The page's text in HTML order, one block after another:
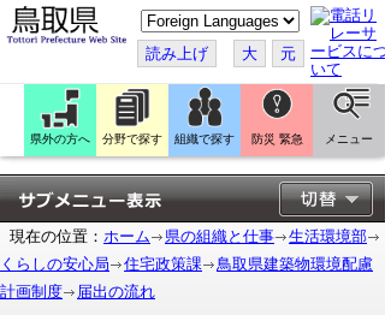
こ
の
ペ
ー
ジ
翻
訳
す
る
読み上げ 大 元
県外の方へ 分野で探す 組織で探す 防災 緊急 メニュー
現在の位置： ホーム 県の組織と仕事
生活環境部
くらしの安心局
住宅政策課
鳥取県建築物環境配慮
計画制度
届出の流れ